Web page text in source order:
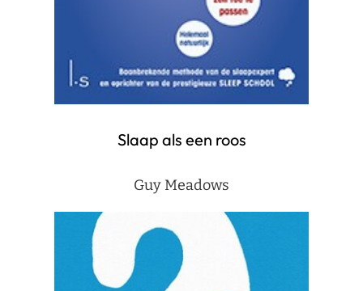
Slaap als een roos
Guy Meadows